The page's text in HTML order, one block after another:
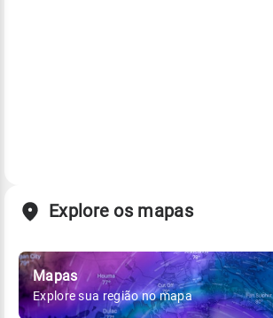
Explore os mapas
Mapas
Explore sua região no mapa